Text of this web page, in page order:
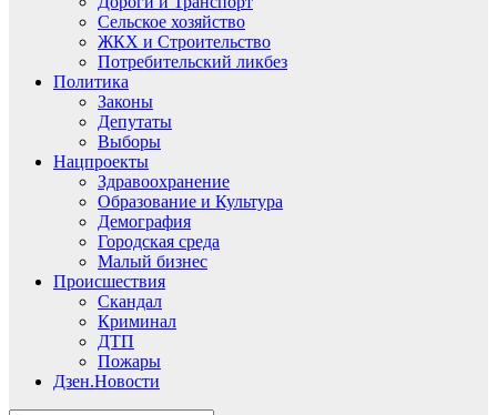
Сельское хозяйство
ЖКХ и Строительство
Потребительский ликбез
Политика
Законы
Депутаты
Выборы
Нацпроекты
Здравоохранение
Образование и Культура
Демография
Городская среда
Малый бизнес
Происшествия
Скандал
Криминал
ДТП
Пожары
Дзен.Новости